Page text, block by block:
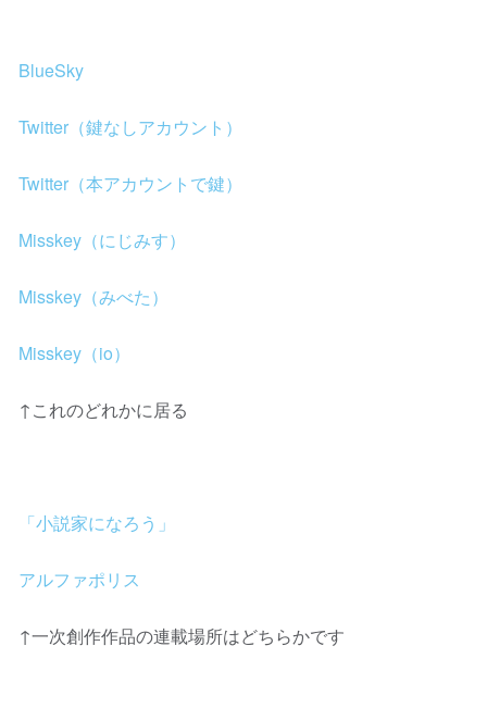
BlueSky
Twitter（鍵なしアカウント）
Twitter（本アカウントで鍵）
Misskey（にじみす）
Misskey（みべた）
Misskey（io）
↑これのどれかに居る
「小説家になろう」
アルファポリス
↑一次創作作品の連載場所はどちらかです